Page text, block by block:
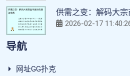
供需之变：解码大
2026-02-17
导航
网址GG扑克